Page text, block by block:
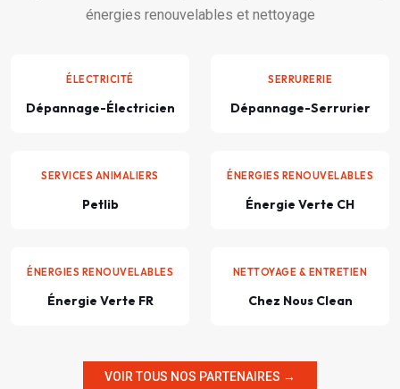
énergies renouvelables et nettoyage
ÉLECTRICITÉ
Dépannage-Électricien
SERRURERIE
Dépannage-Serrurier
SERVICES ANIMALIERS
Petlib
ÉNERGIES RENOUVELABLES
Énergie Verte CH
ÉNERGIES RENOUVELABLES
Énergie Verte FR
NETTOYAGE & ENTRETIEN
Chez Nous Clean
VOIR TOUS NOS PARTENAIRES →